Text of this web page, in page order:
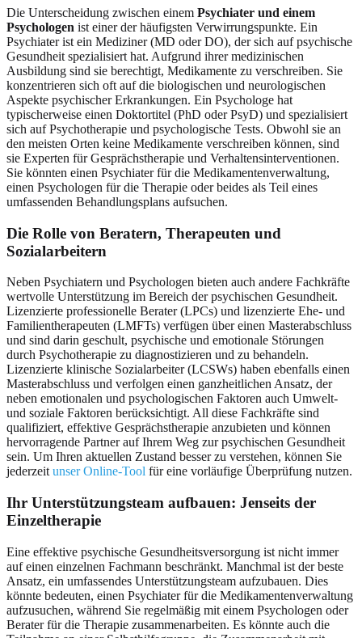
Die Unterscheidung zwischen einem Psychiater und einem
Psychologen ist einer der häufigsten Verwirrungspunkte. Ein
Psychiater ist ein Mediziner (MD oder DO), der sich auf psychische
Gesundheit spezialisiert hat. Aufgrund ihrer medizinischen
Ausbildung sind sie berechtigt, Medikamente zu verschreiben. Sie
konzentrieren sich oft auf die biologischen und neurologischen
Aspekte psychischer Erkrankungen. Ein Psychologe hat
typischerweise einen Doktortitel (PhD oder PsyD) und spezialisiert
sich auf Psychotherapie und psychologische Tests. Obwohl sie an
den meisten Orten keine Medikamente verschreiben können, sind
sie Experten für Gesprächstherapie und Verhaltensinterventionen.
Sie könnten einen Psychiater für die Medikamentenverwaltung,
einen Psychologen für die Therapie oder beides als Teil eines
umfassenden Behandlungsplans aufsuchen.
Die Rolle von Beratern, Therapeuten und
Sozialarbeitern
Neben Psychiatern und Psychologen bieten auch andere Fachkräfte
wertvolle Unterstützung im Bereich der psychischen Gesundheit.
Lizenzierte professionelle Berater (LPCs) und lizenzierte Ehe- und
Familientherapeuten (LMFTs) verfügen über einen Masterabschluss
und sind darin geschult, psychische und emotionale Störungen
durch Psychotherapie zu diagnostizieren und zu behandeln.
Lizenzierte klinische Sozialarbeiter (LCSWs) haben ebenfalls einen
Masterabschluss und verfolgen einen ganzheitlichen Ansatz, der
neben emotionalen und psychologischen Faktoren auch Umwelt-
und soziale Faktoren berücksichtigt. All diese Fachkräfte sind
qualifiziert, effektive Gesprächstherapie anzubieten und können
hervorragende Partner auf Ihrem Weg zur psychischen Gesundheit
sein. Um Ihren aktuellen Zustand besser zu verstehen, können Sie
jederzeitunser Online-Tool für eine vorläufige Überprüfung nutzen.
Ihr Unterstützungsteam aufbauen: Jenseits der
Einzeltherapie
Eine effektive psychische Gesundheitsversorgung ist nicht immer
auf einen einzelnen Fachmann beschränkt. Manchmal ist der beste
Ansatz, ein umfassendes Unterstützungsteam aufzubauen. Dies
könnte bedeuten, einen Psychiater für die Medikamentenverwaltung
aufzusuchen, während Sie regelmäßig mit einem Psychologen oder
Berater für die Therapie zusammenarbeiten. Es könnte auch die